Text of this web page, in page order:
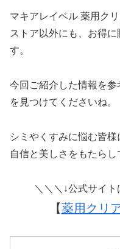
マキアレイベル 薬用ク
ストア以外にも、お得
す。
今回ご紹介した情報を
を見つけてくださいね。
シミやくすみに悩む皆
自信と美しさをもたらし
＼＼＼↓公式サイ
【薬用クリ